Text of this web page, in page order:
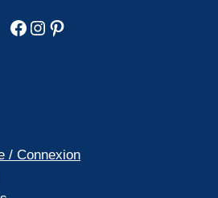
Facebook
Instagram
Pinterest
/ Connexion